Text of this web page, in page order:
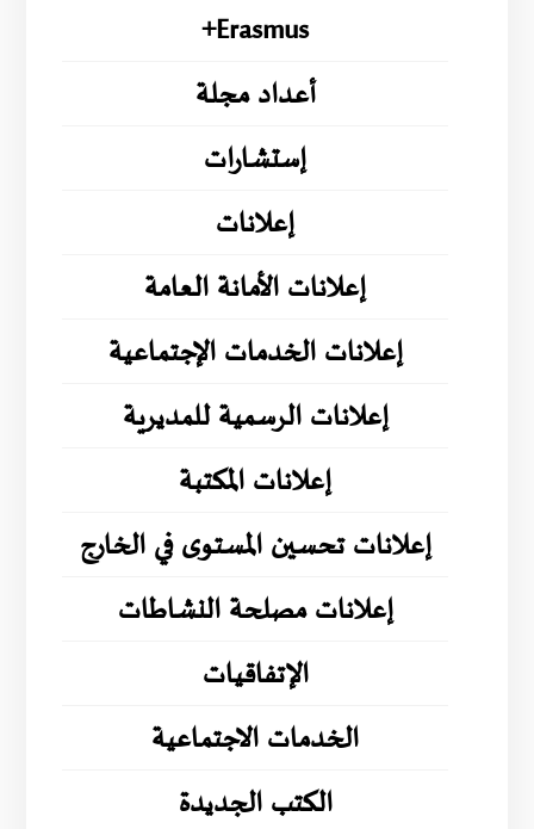
Erasmus+
أعداد مجلة
إستشارات
إعلانات
إعلانات الأمانة العامة
إعلانات الخدمات الإجتماعية
إعلانات الرسمية للمديرية
إعلانات المكتبة
إعلانات تحسين المستوى في الخارج
إعلانات مصلحة النشاطات
الإتفاقيات
الخدمات الاجتماعية
الكتب الجديدة